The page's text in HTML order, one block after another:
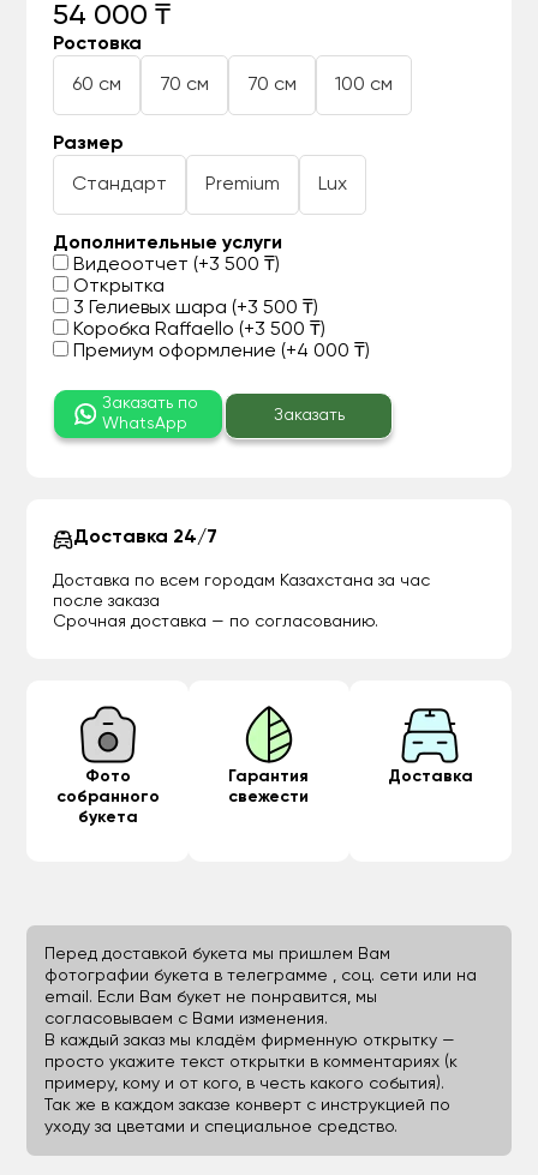
54 000 ₸
Ростовка
60 см 70 см 70 см 100 см
Размер
Стандарт Premium Lux
Дополнительные услуги
Видеоотчет (+3 500 ₸)
Открытка
3 Гелиевых шара (+3 500 ₸)
Коробка Raffaello (+3 500 ₸)
Премиум оформление (+4 000 ₸)
Заказать по
WhatsApp
Заказать
Доставка 24/7
Доставка по всем городам Казахстана за час
после заказа
Срочная доставка — по согласованию.
Фото
собранного
букета
Гарантия
свежести
Доставка
Перед доставкой букета мы пришлем Вам
фотографии букета в телеграмме , соц. сети или на
email. Если Вам букет не понравится, мы
согласовываем с Вами изменения.
В каждый заказ мы кладём фирменную открытку —
просто укажите текст открытки в комментариях (к
примеру, кому и от кого, в честь какого события).
Так же в каждом заказе конверт с инструкцией по
уходу за цветами и специальное средство.